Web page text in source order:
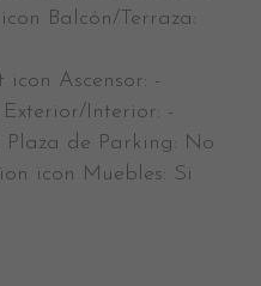
Balcón/Terraza:
Ascensor: -
Exterior/Interior: -
Plaza de Parking: No
Muebles: Si